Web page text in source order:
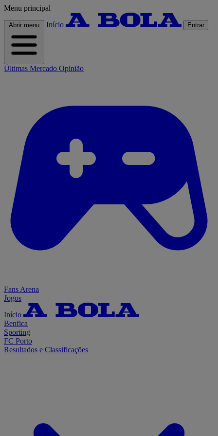
Menu principal
Abrir menu Início Entrar
Últimas Mercado Opinião
Fans Arena
Jogos
Início
Benfica
Sporting
FC Porto
Resultados e Classificações